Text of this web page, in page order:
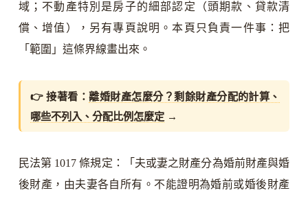
域；不動產特別是房子的細部認定（頭期款、貸款清
償、增值），另有專頁說明。本頁只負責一件事：把
「範圍」這條界線畫出來。
👉 接著看：離婚財產怎麼分？剩餘財產分配的計算、
哪些不列入、分配比例怎麼定→
民法第 1017 條規定：「夫或妻之財產分為婚前財產與婚
後財產，由夫妻各自所有。不能證明為婚前或婚後財產